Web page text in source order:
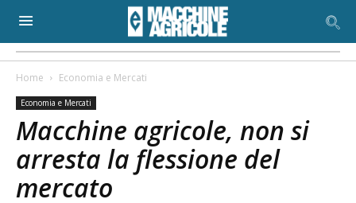
Home Economia e Mercati
Economia e Mercati
Macchine agricole, non si
arresta la flessione del
mercato